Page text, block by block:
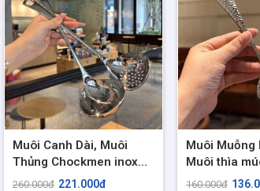
Muôi Canh Dài, Muôi
Thủng Chockmen inox
cao cấp 18/10
260.000đ 221.000đ
Muôi Muỗng
Muôi thìa
inox 18/10
160.000đ